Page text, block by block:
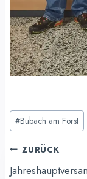
Schlagworte:
#Bubach am Forst
ZURÜCK